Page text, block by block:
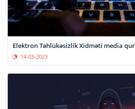
Elektron Təhlükəsizlik Xidməti media
14-03-2023